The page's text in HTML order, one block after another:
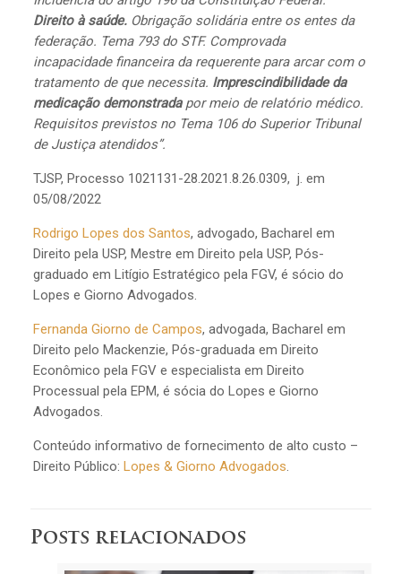
Direito à saúde. Obrigação solidária entre os entes da
federação. Tema 793 do STF. Comprovada
incapacidade financeira da requerente para arcar com o
tratamento de que necessita. Imprescindibilidade da
medicação demonstradapor meio de relatório médico.
Requisitos previstos no Tema 106 do Superior Tribunal
de Justiça atendidos”.
TJSP, Processo 1021131-28.2021.8.26.0309, j. em
05/08/2022
Rodrigo Lopes dos Santos, advogado, Bacharel em
Direito pela USP, Mestre em Direito pela USP, Pós-
graduado em Litígio Estratégico pela FGV, é sócio do
Lopes e Giorno Advogados.
Fernanda Giorno de Campos, advogada, Bacharel em
Direito pelo Mackenzie, Pós-graduada em Direito
Econômico pela FGV e especialista em Direito
Processual pela EPM, é sócia do Lopes e Giorno
Advogados.
Conteúdo informativo de fornecimento de alto custo –
Direito Público: Lopes & Giorno Advogados.
Posts relacionados